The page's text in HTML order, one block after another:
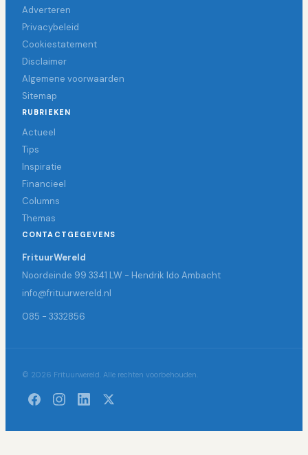
Adverteren
Privacybeleid
Cookiestatement
Disclaimer
Algemene voorwaarden
Sitemap
RUBRIEKEN
Actueel
Tips
Inspiratie
Financieel
Columns
Themas
CONTACTGEGEVENS
FrituurWereld
Noordeinde 99 3341 LW - Hendrik Ido Ambacht
info@frituurwereld.nl
085 - 3332856
© 2026 Frituurwereld. Alle rechten voorbehouden.